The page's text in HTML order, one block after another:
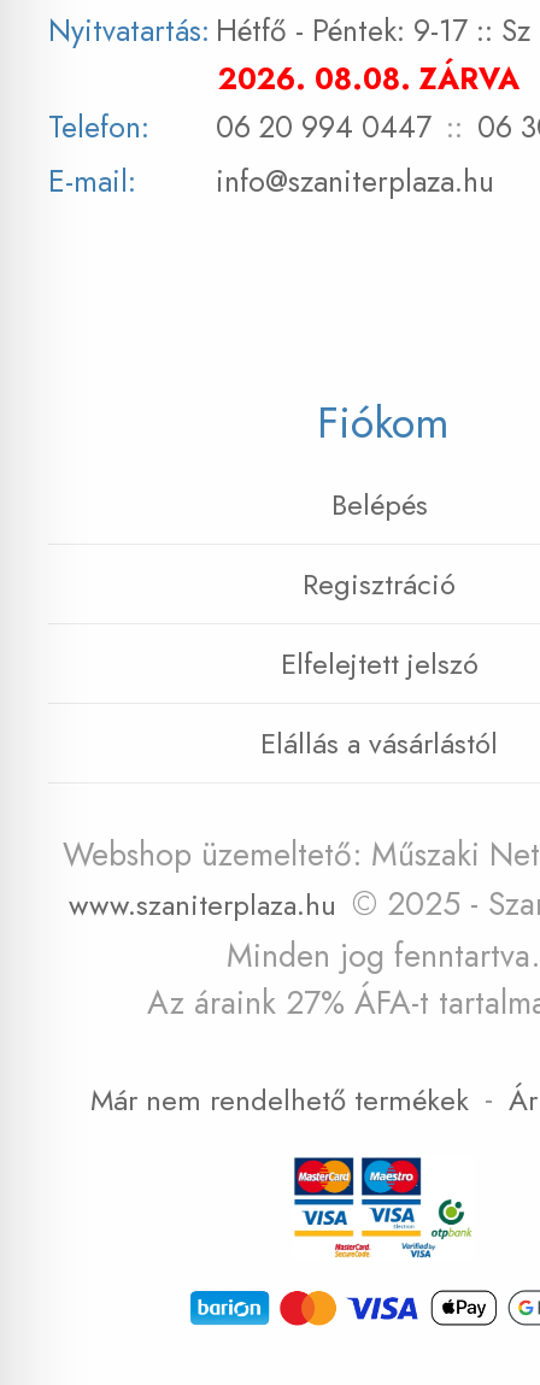
Nyitvatartás: Hétfő - Péntek: 9-17 :: Sz
2026. 08.08. ZÁRVA
Telefon:
06 20 994 0447 :: 06
E-mail:
info@szaniterplaza.hu
Fiókom
Belépés
Regisztráció
Elfelejtett jelszó
Elállás a vásárlástól
Webshop üzemeltető: Műszaki
www.szaniterplaza.hu © 2025 -
Minden jog fenntartva.
Az áraink 27% ÁFA-t
Már nem rendelhető termékek -